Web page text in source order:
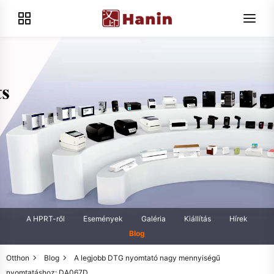
A HPRT-ről Események Galéria Kiállítás
Hírek
Blog
Otthon Blog
A legjobb DTG nyomtató nagy mennyiségű